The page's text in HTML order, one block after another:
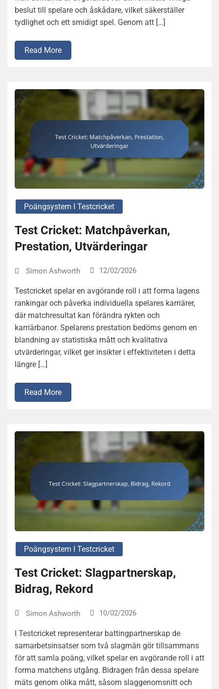
beslut till spelare och åskådare, vilket säkerställer
tydlighet och ett smidigt spel. Genom att […]
Read More
Poängsystem I Testcricket
Test Cricket: Matchpåverkan,
Prestation, Utvärderingar
Simon Ashworth 12/02/2026
Testcricket spelar en avgörande roll i att forma lagens
rankingar och påverka individuella spelares karriärer,
där matchresultat kan förändra rykten och
karriärbanor. Spelarens prestation bedöms genom en
blandning av statistiska mått och kvalitativa
utvärderingar, vilket ger insikter i effektiviteten i detta
längre […]
Read More
Poängsystem I Testcricket
Test Cricket: Slagpartnerskap,
Bidrag, Rekord
Simon Ashworth 10/02/2026
I Testcricket representerar battingpartnerskap de
samarbetsinsatser som två slagmän gör tillsammans
för att samla poäng, vilket spelar en avgörande roll i att
forma matchens utgång. Bidragen från dessa spelare
mäts genom olika mått, såsom slaggenomsnitt och